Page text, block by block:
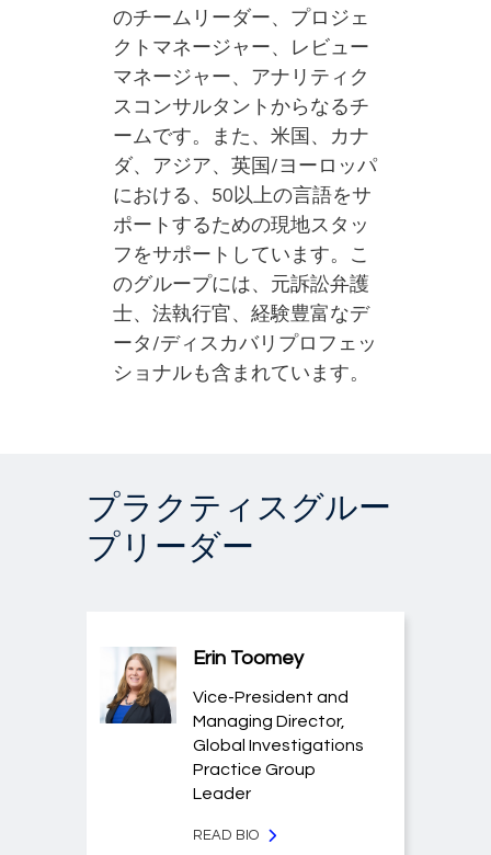
のチームリーダー、プロジェ
クトマネージャー、レビュー
マネージャー、アナリティク
スコンサルタントからなるチ
ームです。また、米国、カナ
ダ、アジア、英国/ヨーロッパ
における、50以上の言語をサ
ポートするための現地スタッ
フをサポートしています。こ
のグループには、元訴訟弁護
士、法執行官、経験豊富なデ
ータ/ディスカバリプロフェッ
ショナルも含まれています。
プラクティスグルー
プリーダー
Erin Toomey
Vice-President and
Managing Director,
Global Investigations
Practice Group
Leader
READ BIO